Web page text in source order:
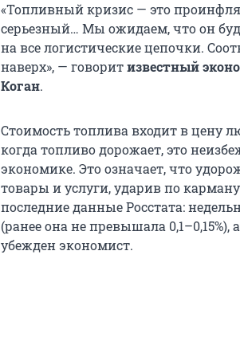
«Топливный кризис — это
серьезный… Мы ожидаем, что он
на все логистические цепочки.
наверх», — говоритизвестный
Коган.
Стоимость топлива входит в цену
когда топливо дорожает, это
экономике. Это означает, что
товары и услуги, ударив по
последние данные Росстата:
(ранее она не превышала
убежден экономист.